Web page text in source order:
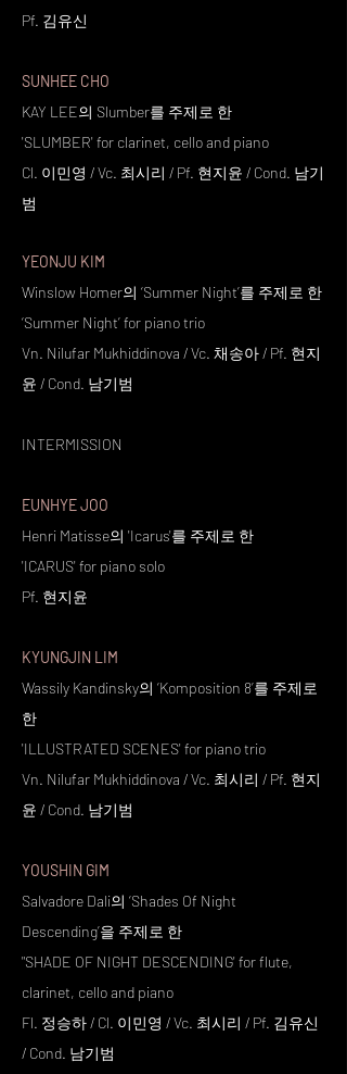
Pf. 김유신
SUNHEE CHO
KAY LEE의 Slumber를 주제로 한
'SLUMBER' for clarinet, cello and piano
Cl. 이민영 / Vc. 최시리 / Pf. 현지윤 / Cond. 남기
범
YEONJU KIM
Winslow Homer의 ‘Summer Night’를 주제로 한
‘Summer Night’ for piano trio
Vn. Nilufar Mukhiddinova / Vc. 채송아 / Pf. 현지
윤 / Cond. 남기범
INTERMISSION
EUNHYE JOO
Henri Matisse의 'Icarus'를 주제로 한
'ICARUS' for piano solo
Pf. 현지윤
KYUNGJIN LIM
Wassily Kandinsky의 ‘Komposition 8’를 주제로
한
'ILLUSTRATED SCENES' for piano trio
Vn. Nilufar Mukhiddinova / Vc. 최시리 / Pf. 현지
윤 / Cond. 남기범
YOUSHIN GIM
Salvadore Dali의 ‘Shades Of Night
Descending’을 주제로 한
"SHADE OF NIGHT DESCENDING' for flute,
clarinet, cello and piano
Fl. 정승하 / Cl. 이민영 / Vc. 최시리 / Pf. 김유신
/ Cond. 남기범